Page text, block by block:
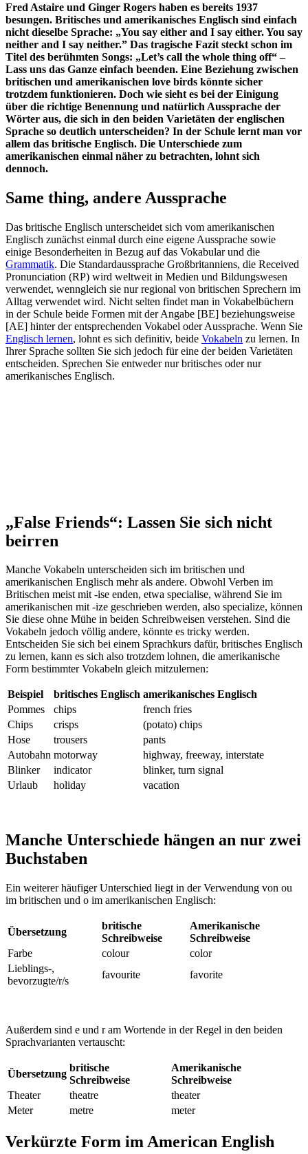
Fred Astaire und Ginger Rogers haben es bereits 1937
besungen. Britisches und amerikanisches Englisch sind einfach
nicht dieselbe Sprache: „You say either and I say either. You say
neither and I say neither.” Das tragische Fazit steckt schon im
Titel des berühmten Songs: „Let’s call the whole thing off“ –
Lass uns das Ganze einfach beenden. Eine Beziehung zwischen
britischen und amerikanischen love birds könnte sicher
trotzdem funktionieren. Doch wie sieht es bei der Einigung
über die richtige Benennung und natürlich Aussprache der
Wörter aus, die sich in den beiden Varietäten der englischen
Sprache so deutlich unterscheiden? In der Schule lernt man vor
allem das britische Englisch. Die Unterschiede zum
amerikanischen einmal näher zu betrachten, lohnt sich
dennoch.
Same thing, andere Aussprache
Das britische Englisch unterscheidet sich vom amerikanischen
Englisch zunächst einmal durch eine eigene Aussprache sowie
einige Besonderheiten in Bezug auf das Vokabular und die
Grammatik. Die Standardaussprache Großbritanniens, die Received
Pronunciation (RP) wird weltweit in Medien und Bildungswesen
verwendet, wenngleich sie nur regional von britischen Sprechern im
Alltag verwendet wird. Nicht selten findet man in Vokabelbüchern
in der Schule beide Formen mit der Angabe [BE] beziehungsweise
[AE] hinter der entsprechenden Vokabel oder Aussprache. Wenn Sie
Englisch lernen, lohnt es sich definitiv, beide Vokabeln zu lernen. In
Ihrer Sprache sollten Sie sich jedoch für eine der beiden Varietäten
entscheiden. Sprechen Sie entweder nur britisches oder nur
amerikanisches Englisch.
„False Friends“: Lassen Sie sich nicht
beirren
Manche Vokabeln unterscheiden sich im britischen und
amerikanischen Englisch mehr als andere. Obwohl Verben im
Britischen meist mit -ise enden, etwa specialise, während Sie im
amerikanischen mit -ize geschrieben werden, also specialize, können
Sie diese ohne Mühe in beiden Schreibweisen verstehen. Sind die
Vokabeln jedoch völlig andere, könnte es tricky werden.
Entscheiden Sie sich bei einem Sprachkurs dafür, britisches Englisch
zu lernen, kann es sich also trotzdem lohnen, die amerikanische
Form bestimmter Vokabeln gleich mitzulernen:
Beispiel britisches Englisch amerikanisches Englisch
Pommes
chips
french fries
Chips
crisps
(potato) chips
Hose
trousers
pants
Autobahn motorway
highway, freeway, interstate
Blinker
indicator
blinker, turn signal
Urlaub
holiday vacation
Manche Unterschiede hängen an nur zwei
Buchstaben
Ein weiterer häufiger Unterschied liegt in der Verwendung von ou
im britischen und o im amerikanischen Englisch:
Übersetzung
britische
Schreibweise
Amerikanische
Schreibweise
Farbe
colour
color
Lieblings-,
bevorzugte/r/s
favourite favorite
Außerdem sind e und r am Wortende in der Regel in den beiden
Sprachvarianten vertauscht:
Übersetzung
britische
Schreibweise
Amerikanische
Schreibweise
Theater
theatre
theater
Meter
metre meter
Verkürzte Form im American English